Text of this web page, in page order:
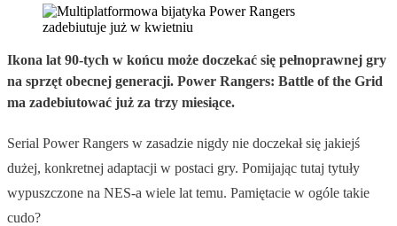
Ikona lat 90-tych w końcu może doczekać się pełnoprawnej gry
na sprzęt obecnej generacji. Power Rangers: Battle of the Grid
ma zadebiutować już za trzy miesiące.
Serial Power Rangers w zasadzie nigdy nie doczekał się jakiejś
dużej, konkretnej adaptacji w postaci gry. Pomijając tutaj tytuły
wypuszczone na NES-a wiele lat temu. Pamiętacie w ogóle takie
cudo?